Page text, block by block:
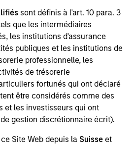
sont définis à l'art. 10 para. 3
que les intermédiaires
les institutions d'assurance
publiques et les institutions de
professionnelle, les
de trésorerie
fortunés qui ont déclaré
être considérés comme des
et les investisseurs qui ont
gestion discrétionnaire écrit).
Site Web depuis la Suisse et
Reps is how you build it. At AI
scale.
Opportunities
View Site
Level